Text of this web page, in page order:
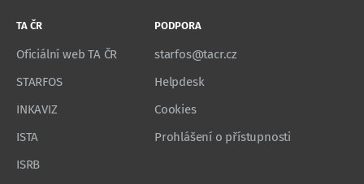
TA ČR
Oficiální web TA ČR
STARFOS
INKAVIZ
ISTA
ISRB
PODPORA
starfos@tacr.cz
Helpdesk
Cookies
Prohlášení o přístupnosti